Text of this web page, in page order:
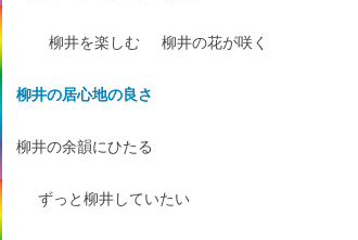
柳井を楽しむ 柳井の花が咲く
柳井の居心地の良さ
柳井の余韻にひたる
ずっと柳井していたい